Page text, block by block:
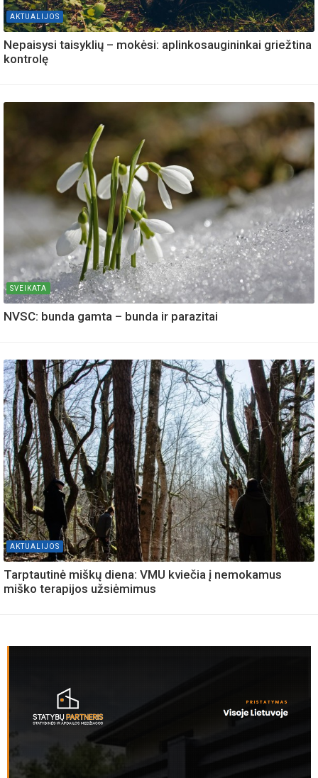
AKTUALIJOS
Nepaisysi taisyklių – mokėsi: aplinkosaugininkai griežtina
kontrolę
SVEIKATA
NVSC: bunda gamta – bunda ir parazitai
AKTUALIJOS
Tarptautinė miškų diena: VMU kviečia į nemokamus
miško terapijos užsiėmimus